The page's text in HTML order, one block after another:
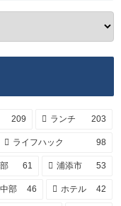
209 ランチ 203
ライフハック 98
61 浦添市 53
中部 46 ホテル 42